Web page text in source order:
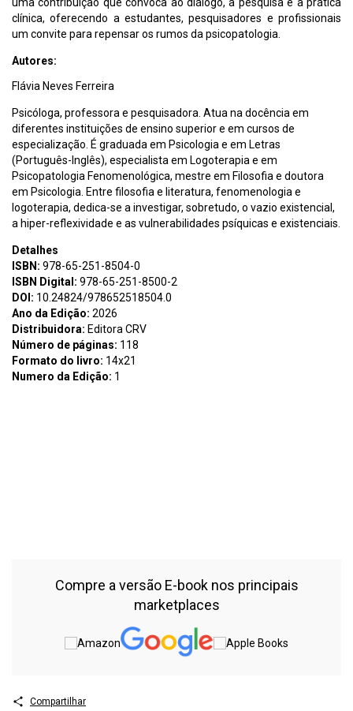
clínica, oferecendo a estudantes, pesquisadores e profissionais
um convite para repensar os rumos da psicopatologia.
Autores:
Flávia Neves Ferreira
Psicóloga, professora e pesquisadora. Atua na docência em
diferentes instituições de ensino superior e em cursos de
especialização. É graduada em Psicologia e em Letras
(Português-Inglês), especialista em Logoterapia e em
Psicopatologia Fenomenológica, mestre em Filosofia e doutora
em Psicologia. Entre filosofia e literatura, fenomenologia e
logoterapia, dedica-se a investigar, sobretudo, o vazio existencial,
a hiper-reflexividade e as vulnerabilidades psíquicas e existenciais.
Detalhes
ISBN: 978-65-251-8504-0
ISBN Digital: 978-65-251-8500-2
DOI: 10.24824/978652518504.0
Ano da Edição: 2026
Distribuidora: Editora CRV
Número de páginas: 118
Formato do livro: 14x21
Numero da Edição: 1
Compre a versão E-book nos principais
marketplaces
Compartilhar